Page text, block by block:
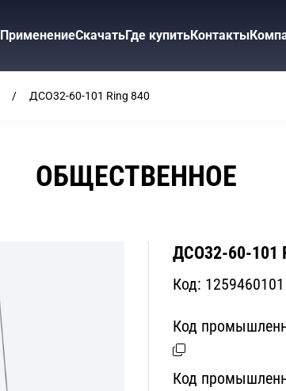
ПрименениеСкачатьГде купитьКонтакты
ДСО32-60-101 Ring 840
ОБЩЕСТВЕННОЕ
ДСО32-60-101
Код: 1259460101
Код
Код